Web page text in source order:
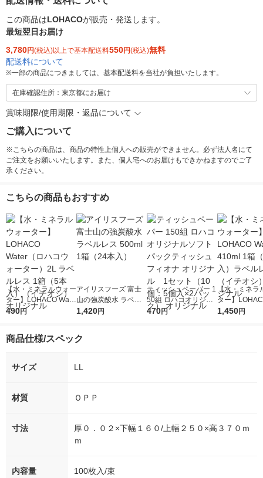
この商品はLOHACOが販売・発送します。
最短翌日お届け
3,780円(税込)以上で基本配送料550円(税込)無料
配送料について
※一部の商品につきましては、基本配送料を当社が負担いたします。
在庫確認住所：東京都にお届け
賞味期限/使用期限・返品について
ご購入について
※こちらの商品は、商品の特性上個人への販売ができません。必ず法人名にて
ご注文をお願いいたします。また、個人宅へのお届けもできかねますのでご了
承ください。
こちらの商品もおすすめ
【水・ミネラルウォー
ター】LOHACO Wate
r（ロハコウォータ
シ） オリジナル
490円
アイリスフーズ 富士
山の強炭酸水 ラベル
レス 500ml 1箱（24
1,420円
ティッシュペーパー 1
50組 ロハコオリジナ
ルソフトパックティッ
470円
【水・ミネラ
ター】
r 410ml 1箱（
1,450円
商品仕様/スペック
サイズ LL
材質 ＯＰＰ
寸法
厚０．０２×下幅１６０/上幅２５０×高３７０ｍ
ｍ
内容量 100枚入/束